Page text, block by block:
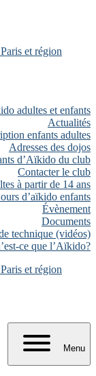
adultes et enfants
Actualités
enfants adultes
Adresses des dojos
d’Aïkido du club
Contacter le club
à partir de 14 ans
d’aïkido enfants
Évènement
Documents
technique (vidéos)
ce que l’Aïkido?
Menu